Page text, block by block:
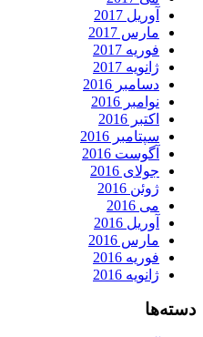
آوریل 2017
مارس 2017
فوریه 2017
ژانویه 2017
دسامبر 2016
نوامبر 2016
اکتبر 2016
سپتامبر 2016
آگوست 2016
جولای 2016
ژوئن 2016
می 2016
آوریل 2016
مارس 2016
فوریه 2016
ژانویه 2016
دسته‌ها